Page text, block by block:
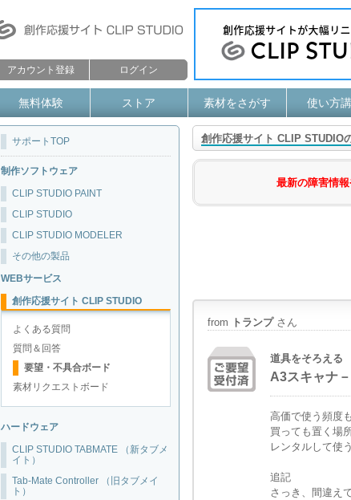
アカウント登録 ログイン
無料体験 ストア 素材をさがす 使い方
サポートTOP
制作ソフトウェア
CLIP STUDIO PAINT
CLIP STUDIO
CLIP STUDIO MODELER
その他の製品
WEBサービス
創作応援サイト CLIP STUDIO
よくある質問
質問＆回答
要望・不具合ボード
素材リクエストボード
ハードウェア
CLIP STUDIO TABMATE （新タブメ
イト）
Tab-Mate Controller （旧タブメイ
ト）
創作応援サイト CLIP STUDIO
最新の障害情報
from トランプさん
道具をそろえる
A3スキャナ
高価で使う頻度
買っても置く場
レンタルして使
追記
さっき、間違え